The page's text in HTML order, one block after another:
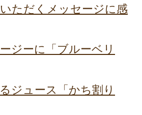
ただくメッセージに感
ジーに「ブルーベリ
ジュース「かち割り